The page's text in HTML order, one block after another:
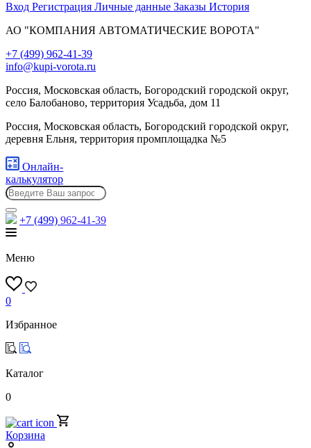
Вход Регистрация Личные данные Заказы История
АО "КОМПАНИЯ АВТОМАТИЧЕСКИЕ ВОРОТА"
+7 (499) 962-41-39
info@kupi-vorota.ru
Россия, Московская область, Богородский городской округ,
село Балобаново, территория Усадьба, дом 11
Россия, Московская область, Богородский городской округ,
деревня Ельня, территория промплощадка №5
Онлайн-
калькулятор
+7 (499) 962-41-39
Меню
0
Избранное
Каталог
0
Корзина